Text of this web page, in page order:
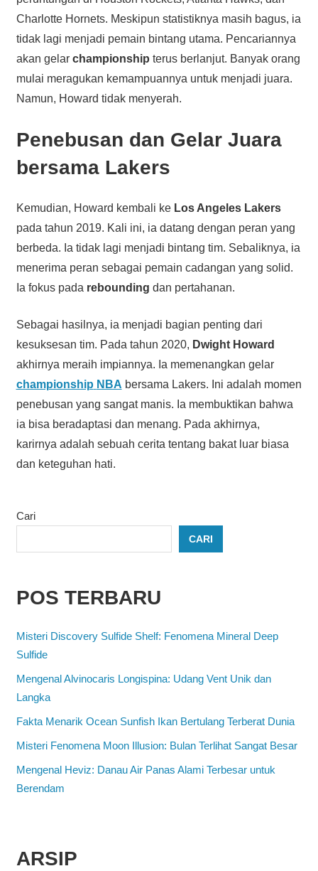
Charlotte Hornets. Meskipun statistiknya masih bagus, ia
tidak lagi menjadi pemain bintang utama. Pencariannya
akan gelar championship terus berlanjut. Banyak orang
mulai meragukan kemampuannya untuk menjadi juara.
Namun, Howard tidak menyerah.
Penebusan dan Gelar Juara
bersama Lakers
Kemudian, Howard kembali ke Los Angeles Lakers
pada tahun 2019. Kali ini, ia datang dengan peran yang
berbeda. Ia tidak lagi menjadi bintang tim. Sebaliknya, ia
menerima peran sebagai pemain cadangan yang solid.
Ia fokus pada rebounding dan pertahanan.
Sebagai hasilnya, ia menjadi bagian penting dari
kesuksesan tim. Pada tahun 2020, Dwight Howard
akhirnya meraih impiannya. Ia memenangkan gelar
championship NBA bersama Lakers. Ini adalah momen
penebusan yang sangat manis. Ia membuktikan bahwa
ia bisa beradaptasi dan menang. Pada akhirnya,
karirnya adalah sebuah cerita tentang bakat luar biasa
dan keteguhan hati.
Cari
CARI
POS TERBARU
Misteri Discovery Sulfide Shelf: Fenomena Mineral Deep
Sulfide
Mengenal Alvinocaris Longispina: Udang Vent Unik dan
Langka
Fakta Menarik Ocean Sunfish Ikan Bertulang Terberat Dunia
Misteri Fenomena Moon Illusion: Bulan Terlihat Sangat Besar
Mengenal Heviz: Danau Air Panas Alami Terbesar untuk
Berendam
ARSIP